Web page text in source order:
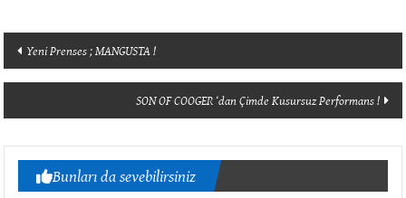
Yazı
dolaşımı
Yeni Prenses ; MANGUSTA !
SON OF COOGER ‘dan Çimde Kusursuz Performans !
Bunları da sevebilirsiniz